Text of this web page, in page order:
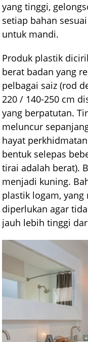
yang tinggi,
setiap bahan
untuk mandi.
Produk plastik
berat badan yang
pelbagai saiz (rod
220 / 140-250 cm
yang berpatutan.
meluncur
hayat
bentuk selepas
tirai adalah berat).
menjadi kuning.
plastik logam,
diperlukan agar
jauh lebih tinggi